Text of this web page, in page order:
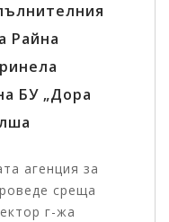
Райна
БУ „Дора
агенция за
среща
г-жа